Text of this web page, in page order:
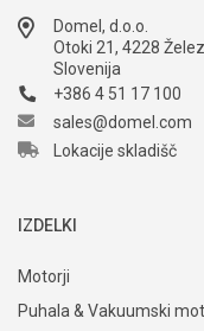
Domel, d.o.o.
Otoki 21, 4228
Slovenija
+386 4 51 17 100
sales@domel.com
Lokacije skladišč
IZDELKI
Motorji
Puhala & Vakuumski